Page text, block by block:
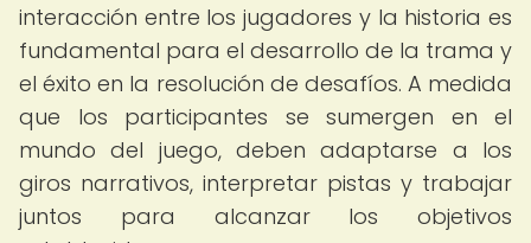
interacción entre los jugadores y la historia es
fundamental para el desarrollo de la trama y
el éxito en la resolución de desafíos. A medida
que los participantes se sumergen en el
mundo del juego, deben adaptarse a los
giros narrativos, interpretar pistas y trabajar
juntos para alcanzar los objetivos